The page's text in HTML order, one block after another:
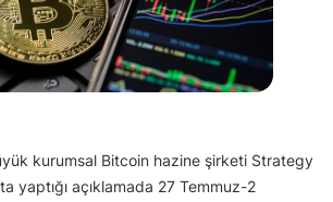
kurumsal Bitcoin hazine şirketi Strategy
yaptığı açıklamada 27 Temmuz-2